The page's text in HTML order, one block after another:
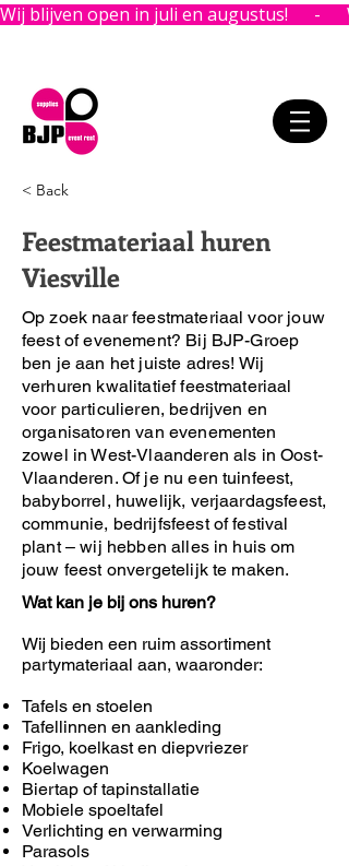
Wij blijven open in juli en augustus!      -
< Back
Feestmateriaal huren
Viesville
Op zoek naar feestmateriaal voor jouw
feest of evenement? Bij BJP-Groep
ben je aan het juiste adres! Wij
verhuren kwalitatief feestmateriaal
voor particulieren, bedrijven en
organisatoren van evenementen
zowel in West-Vlaanderen als in Oost-
Vlaanderen. Of je nu een tuinfeest,
babyborrel, huwelijk, verjaardagsfeest,
communie, bedrijfsfeest of festival
plant – wij hebben alles in huis om
jouw feest onvergetelijk te maken.
Wat kan je bij ons huren?
Wij bieden een ruim assortiment
partymateriaal aan, waaronder:
Tafels en stoelen
Tafellinnen en aankleding
Frigo, koelkast en diepvriezer
Koelwagen
Biertap of tapinstallatie
Mobiele spoeltafel
Verlichting en verwarming
Parasols